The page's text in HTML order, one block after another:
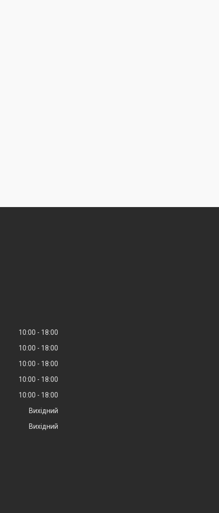
10:00
18:00
10:00
18:00
10:00
18:00
10:00
18:00
10:00
18:00
Вихідний
Вихідний